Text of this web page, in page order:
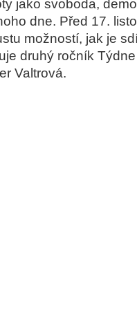
jako svoboda,
dne. Před 17.
možností, jak je
druhý ročník
Valtrová.